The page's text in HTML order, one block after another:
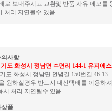
로 보내주시고 교환및 반품 사유 메모를
처리 지연될수 있음
의사항
도 화성시 정남면 수면리 144-1 유피에
도 화성시 정남면 안념길 150번길 46-13
원하실경우 반드시 대신택배를 이용하
시 처리 지연될수 있음
상품